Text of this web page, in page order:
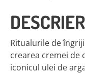
Ritualurile de
crearea cremei de
iconicul ulei de